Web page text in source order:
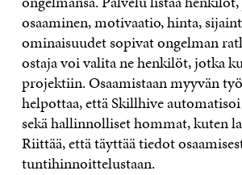
osaaminen, motivaatio, hinta,
ominaisuudet sopivat ongelman
ostaja voi valita ne henkilöt, jotka
projektiin. Osaamistaan myyvän
helpottaa, että Skillhive
sekä hallinnolliset hommat, kuten
Riittää, että täyttää tiedot
tuntihinnoittelustaan.